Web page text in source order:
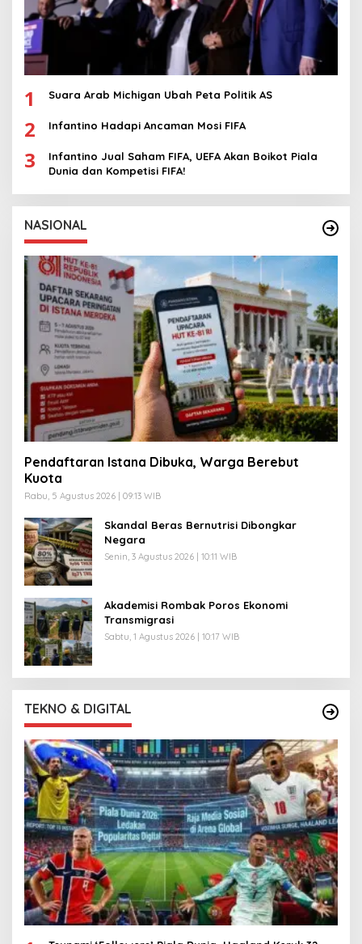
1 Suara Arab Michigan Ubah Peta Politik AS
2 Infantino Hadapi Ancaman Mosi FIFA
3
Infantino Jual Saham FIFA, UEFA Akan Boikot Piala
Dunia dan Kompetisi FIFA!
NASIONAL
Pendaftaran Istana Dibuka, Warga Berebut
Kuota
Rabu, 5 Agustus 2026 | 09:13 WIB
Skandal Beras Bernutrisi Dibongkar
Negara
Senin, 3 Agustus 2026 | 10:11 WIB
Akademisi Rombak Poros Ekonomi
Transmigrasi
Sabtu, 1 Agustus 2026 | 10:17 WIB
TEKNO & DIGITAL